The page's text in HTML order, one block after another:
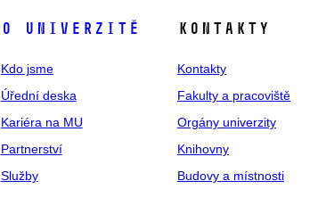
O univerzitě
Kdo jsme
Úřední deska
Kariéra na MU
Partnerství
Služby
Kontakty
Kontakty
Fakulty a pracoviště
Orgány univerzity
Knihovny
Budovy a místnosti